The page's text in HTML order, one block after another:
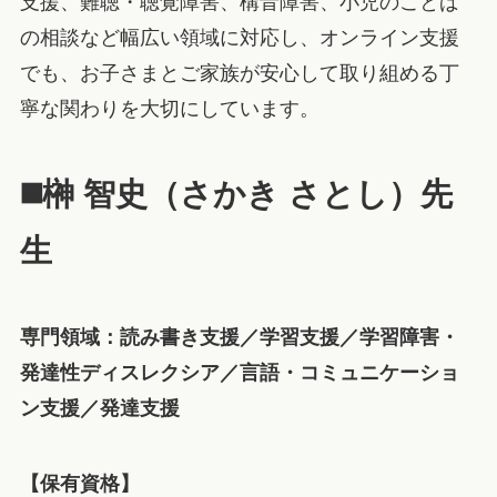
の相談など幅広い領域に対応し、オンライン支援
でも、お子さまとご家族が安心して取り組める丁
寧な関わりを大切にしています。
◼️榊 智史（さかき さとし）先
生
専門領域：読み書き支援／学習支援／学習障害・
発達性ディスレクシア／言語・コミュニケーショ
ン支援／発達支援
【保有資格】